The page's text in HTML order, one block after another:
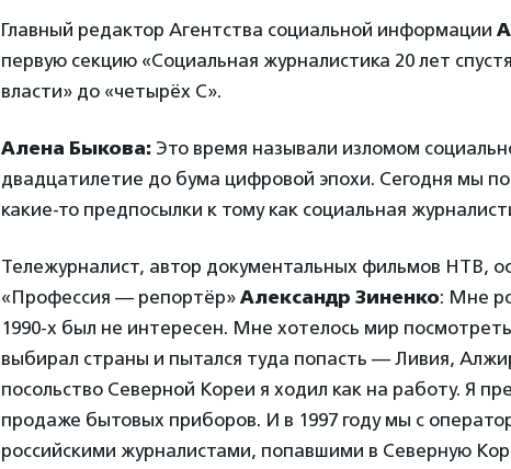
Главный редактор Агентства социальной информации
первую секцию «Социальная журналистика 20 лет
власти» до «четырёх С».
Алена Быкова: Это время называли изломом
двадцатилетие до бума цифровой эпохи. Сегодня мы
какие-то предпосылки к тому как социальная
Тележурналист, автор документальных фильмов НТВ,
«Профессия — репортёр» Александр Зиненко: Мне
1990-х был не интересен. Мне хотелось мир
выбирал страны и пытался туда попасть — Ливия,
посольство Северной Кореи я ходил как на работу. Я
продаже бытовых приборов. И в 1997 году мы с
российскими журналистами, попавшими в Северную